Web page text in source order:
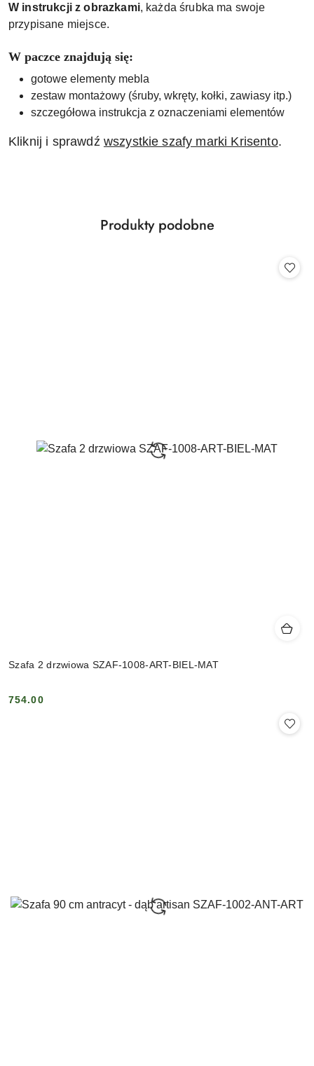
W instrukcji z obrazkami, każda śrubka ma swoje
przypisane miejsce.
W paczce znajdują się:
gotowe elementy mebla
zestaw montażowy (śruby, wkręty, kołki, zawiasy itp.)
szczegółowa instrukcja z oznaczeniami elementów
Kliknij i sprawdź wszystkie szafy marki Krisento.
Pomiń karuzelę produktów
Produkty
Produkty podobne
Szafa 2 drzwiowa SZAF-1008-ART-BIEL-MAT
Cena:
754.00